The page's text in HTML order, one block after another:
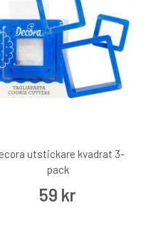
utstickare kvadrat 3-
pack
59 kr